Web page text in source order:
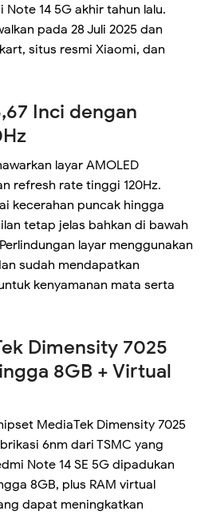
14 5G akhir tahun lalu.
pada 28 Juli 2025 dan
situs resmi Xiaomi, dan
Inci dengan
layar AMOLED
refresh rate tinggi 120Hz.
kecerahan puncak hingga
tetap jelas bahkan di bawah
layar menggunakan
sudah mendapatkan
kenyamanan mata serta
Dimensity 7025
8GB + Virtual
MediaTek Dimensity 7025
6nm dari TSMC yang
Note 14 SE 5G dipadukan
8GB, plus RAM virtual
dapat meningkatkan